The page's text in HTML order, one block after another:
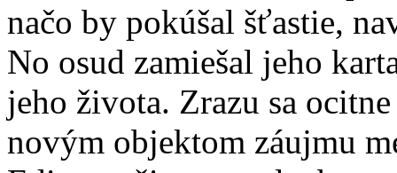
načo by pokúšal šťastie,
No osud zamiešal jeho
jeho života. Zrazu sa
novým objektom záujmu